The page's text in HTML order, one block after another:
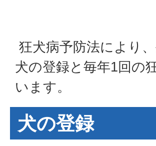
狂犬病予防法により
犬の登録と毎年1回の
います。
犬の登録